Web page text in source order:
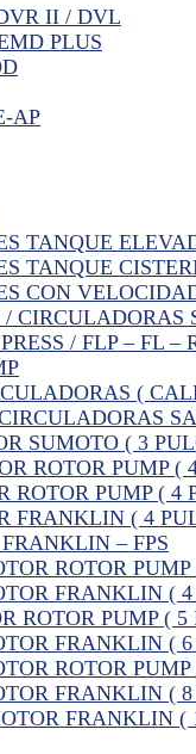
II / DVL
PLUS
AP
TANQUE
TANQUE
CON
CIRCULADORAS
/ FLP – FL –
(
SUMOTO ( 3
ROTOR PUMP (
ROTOR PUMP ( 4
FRANKLIN ( 4
– FPS
ROTOR
FRANKLIN (
ROTOR PUMP ( 5
FRANKLIN (
ROTOR
FRANKLIN (
FRANKLIN (